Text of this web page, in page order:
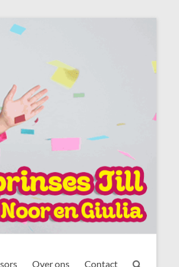
Over ons Contact